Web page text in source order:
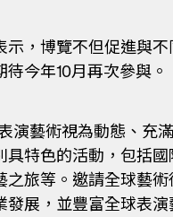
，博覽不但促進與
今年10月再次參與。
演藝術視為動態、充
特色的活動，包括
旅等。邀請全球藝
展，並豐富全球表演